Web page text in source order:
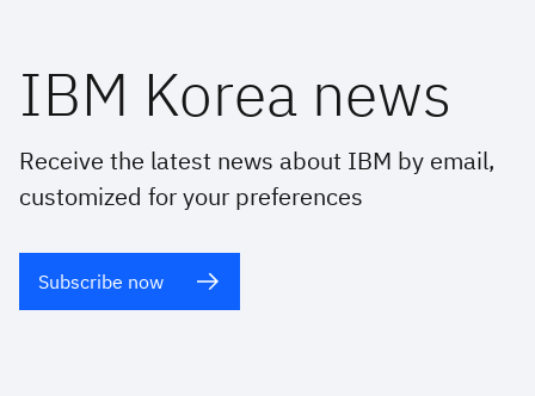
IBM Korea news
Receive the latest news about IBM by email,
customized for your preferences
Subscribe now